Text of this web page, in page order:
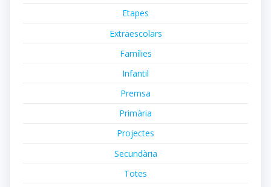
Etapes
Extraescolars
Famílies
Infantil
Premsa
Primària
Projectes
Secundària
Totes